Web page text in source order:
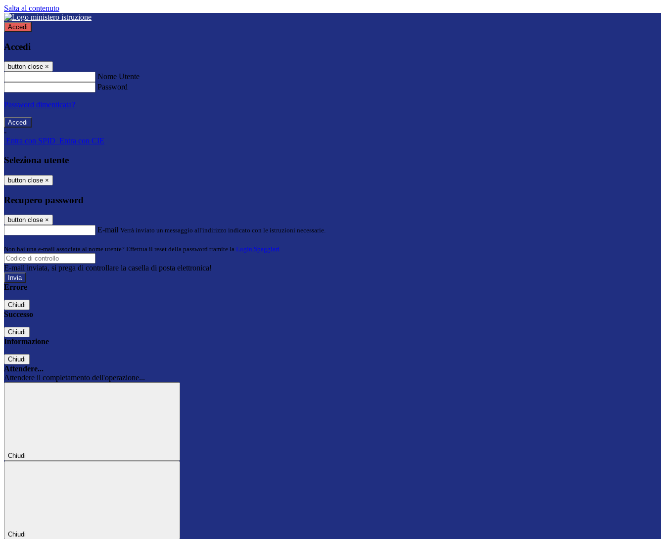
Salta al contenuto
Accedi
Accedi
button close ×
Nome Utente
Password
Password dimenticata?
-
Entra con SPID Entra con CIE
Seleziona utente
button close ×
Recupero password
button close ×
E-mail Verrà inviato un messaggio all'indirizzo indicato con le istruzioni necessarie.
Non hai una e-mail associata al nome utente? Effettua il reset della password tramite la Login Spaggiari
E-mail inviata, si prega di controllare la casella di posta elettronica!
Errore
Chiudi
Successo
Chiudi
Informazione
Chiudi
Attendere...
Attendere il completamento dell'operazione...
Chiudi
Chiudi